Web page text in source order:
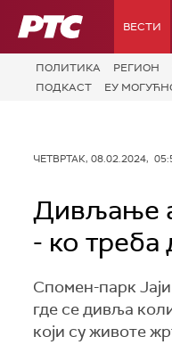
РТС ВЕСТИ
ПОЛИТИКА РЕГИОН
ПОДКАСТ
ЕУ
ЧЕТВРТАК, 08.02.2024,
Дивљање
- ко
Спомен-парк
где се дивља
који су животе